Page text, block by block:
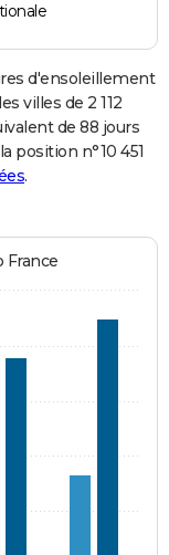
d'ensoleillement
villes de 2 112
de 88 jours
position n°10 451
.
France